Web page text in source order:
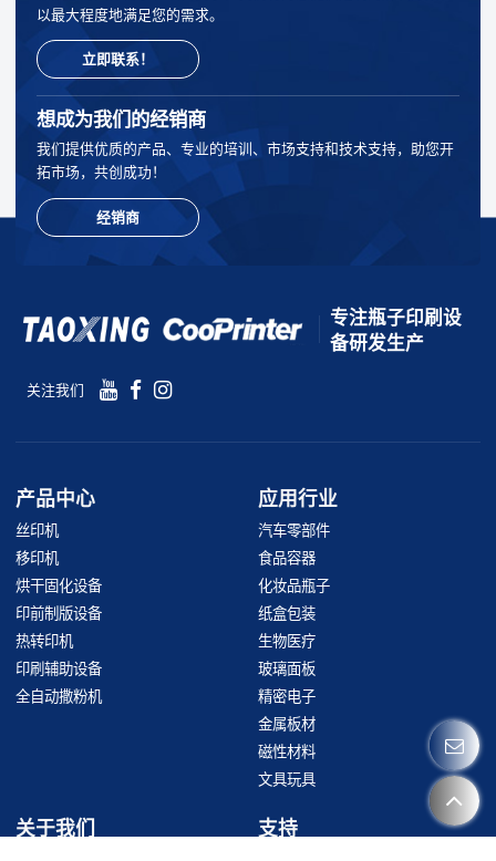
以最大程度地满足您的需求。
立即联系！
想成为我们的经销商
我们提供优质的产品、专业的培训、市场支持和技术支持，助您开
拓市场，共创成功！
经销商
专注瓶子印刷设
备研发生产
关注我们
产品中心
丝印机
移印机
烘干固化设备
印前制版设备
热转印机
印刷辅助设备
全自动撒粉机
应用行业
汽车零部件
食品容器
化妆品瓶子
纸盒包装
生物医疗
玻璃面板
精密电子
金属板材
磁性材料
文具玩具
关于我们 支持